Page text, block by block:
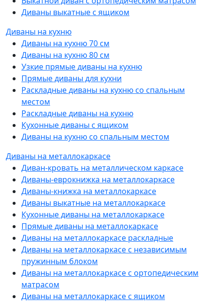
Диваны выкатные с ящиком
Диваны на кухню
Диваны на кухню 70 см
Диваны на кухню 80 см
Узкие прямые диваны на кухню
Прямые диваны для кухни
Раскладные диваны на кухню со спальным
местом
Раскладные диваны на кухню
Кухонные диваны с ящиком
Диваны на кухню со спальным местом
Диваны на металлокаркасе
Диван-кровать на металлическом каркасе
Диваны-еврокнижка на металлокаркасе
Диваны-книжка на металлокаркасе
Диваны выкатные на металлокаркасе
Кухонные диваны на металлокаркасе
Прямые диваны на металлокаркасе
Диваны на металлокаркасе раскладные
Диваны на металлокаркасе с независимым
пружинным блоком
Диваны на металлокаркасе с ортопедическим
матрасом
Диваны на металлокаркасе с ящиком